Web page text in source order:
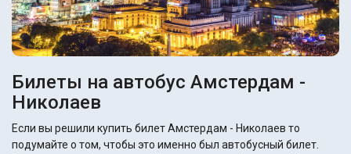
Билеты на автобус Амстердам -
Николаев
Если вы решили купить билет Амстердам - Николаев то
подумайте о том, чтобы это именно был автобусный билет.